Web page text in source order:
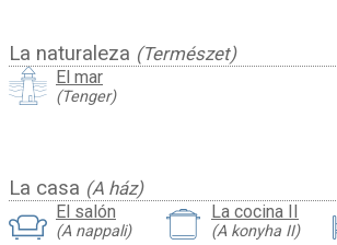
La naturaleza (Természet)
El mar
(Tenger)
La casa (A ház)
El salón
(A nappali)
La cocina II
(A konyha II)